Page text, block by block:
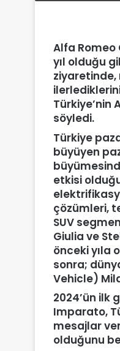
Alfa Romeo
yıl olduğu
ziyaretinde,
Türkiye’nin
söyledi.
Türkiye
büyüyen
etkisi
çözümleri,
SUV
Giulia ve
önceki yıla
sonra;
Vehicle)
2024’ün ilk
Imparato,
mesajlar
olduğunu